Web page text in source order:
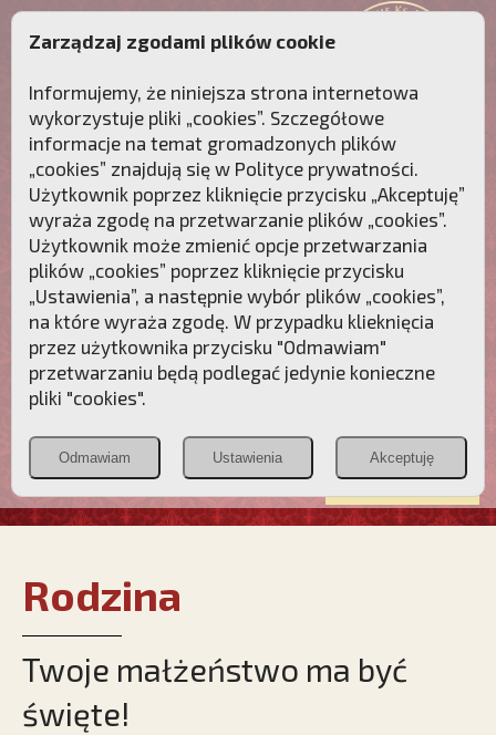
Przebudźmy sumienia Polaków!
Polonia
Christiana
PCh24.pl
Przymierze
POZNAJ APOSTOLAT FATIMY WESPRZYJ
NAS
Rodzina
Twoje małżeństwo ma być
święte!
Zarządzaj zgodami plików cookie
Informujemy, że niniejsza strona internetowa
wykorzystuje pliki „cookies”. Szczegółowe
informacje na temat gromadzonych plików
„cookies” znajdują się w Polityce prywatności.
Użytkownik poprzez kliknięcie przycisku „Akceptuję”
wyraża zgodę na przetwarzanie plików „cookies”.
Użytkownik może zmienić opcje przetwarzania
plików „cookies” poprzez kliknięcie przycisku
„Ustawienia”, a następnie wybór plików „cookies”,
na które wyraża zgodę. W przypadku klieknięcia
przez użytkownika przycisku "Odmawiam"
przetwarzaniu będą podlegać jedynie konieczne
pliki "cookies".
Odmawiam Ustawienia Akceptuję